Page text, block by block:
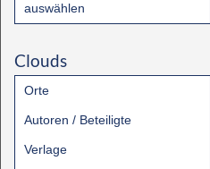
auswählen
Clouds
Orte
Autoren / Beteiligte
Verlage